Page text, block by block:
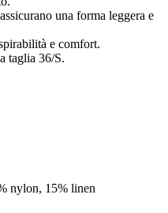
una forma leggera e
e comfort.
taglia 36/S.
nylon, 15% linen